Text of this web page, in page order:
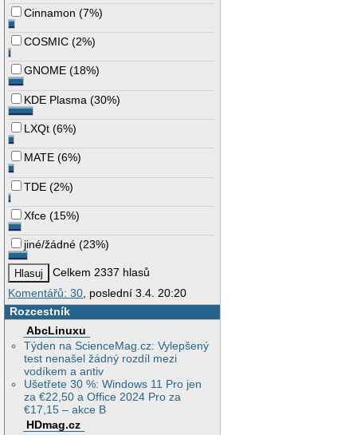
Cinnamon (7%)
COSMIC (2%)
GNOME (18%)
KDE Plasma (30%)
LXQt (6%)
MATE (6%)
TDE (2%)
Xfce (15%)
jiné/žádné (23%)
Celkem 2337 hlasů
Komentářů: 30 , poslední 3.4. 20:20
Rozcestník
AbcLinuxu
Týden na ScienceMag.cz: Vylepšený
test nenašel žádný rozdíl mezi
vodíkem a antiv
Ušetřete 30 %: Windows 11 Pro jen
za €22,50 a Office 2024 Pro za
€17,15 – akce B
HDmag.cz